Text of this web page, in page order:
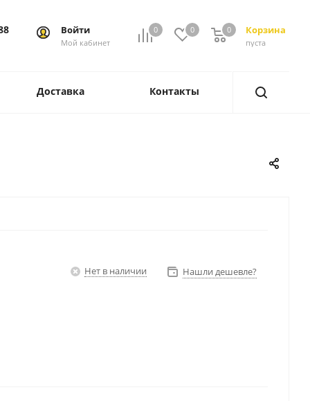
0 0 Корзина
0
пуста
0
Войти
Мой кабинет
Доставка Контакты
Нет в наличии Нашли дешевле?